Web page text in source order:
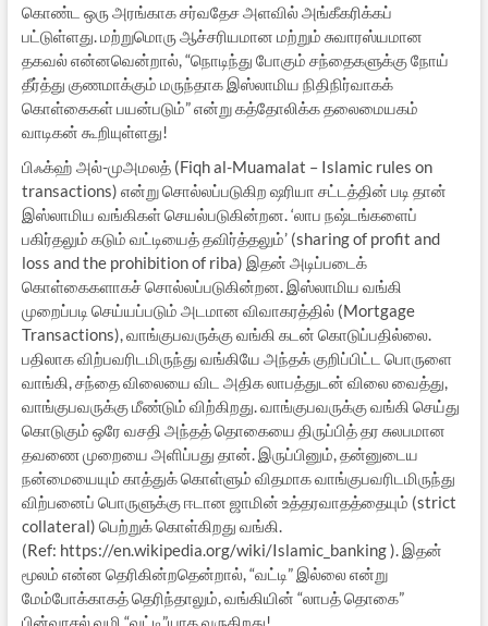
கொண்ட ஒரு அரங்காக சர்வதேச அளவில் அங்கீகரிக்கப்
பட்டுள்ளது. மற்றுமொரு ஆச்சரியமான மற்றும் சுவாரஸ்யமான
தகவல் என்னவென்றால், “நொடிந்து போகும் சந்தைகளுக்கு நோய்
தீர்த்து குணமாக்கும் மருந்தாக இஸ்லாமிய நிதிநிர்வாகக்
கொள்கைகள் பயன்படும்” என்று கத்தோலிக்க தலைமையகம்
வாடிகன் கூறியுள்ளது!
பிஃக்ஹ் அல்-முஅமலத் (Fiqh al-Muamalat – Islamic rules on
transactions) என்று சொல்லப்படுகிற ஷரியா சட்டத்தின் படி தான்
இஸ்லாமிய வங்கிகள் செயல்படுகின்றன. ‘லாப நஷ்டங்களைப்
பகிர்தலும் கடும் வட்டியைத் தவிர்த்தலும்’ (sharing of profit and
loss and the prohibition of riba) இதன் அடிப்படைக்
கொள்கைகளாகச் சொல்லப்படுகின்றன. இஸ்லாமிய வங்கி
முறைப்படி செய்யப்படும் அடமான விவாகரத்தில் (Mortgage
Transactions), வாங்குபவருக்கு வங்கி கடன் கொடுப்பதில்லை.
பதிலாக விற்பவரிடமிருந்து வங்கியே அந்தக் குறிப்பிட்ட பொருளை
வாங்கி, சந்தை விலையை விட அதிக லாபத்துடன் விலை வைத்து,
வாங்குபவருக்கு மீண்டும் விற்கிறது. வாங்குபவருக்கு வங்கி செய்து
கொடுகும் ஒரே வசதி அந்தத் தொகையை திருப்பித் தர சுலபமான
தவணை முறையை அளிப்பது தான். இருப்பினும், தன்னுடைய
நன்மையையும் காத்துக் கொள்ளும் விதமாக வாங்குபவரிடமிருந்து
விற்பனைப் பொருளுக்கு ஈடான ஜாமின் உத்தரவாதத்தையும் (strict
collateral) பெற்றுக் கொள்கிறது வங்கி.
(Ref: https://en.wikipedia.org/wiki/Islamic_banking ). இதன்
மூலம் என்ன தெரிகின்றதென்றால், “வட்டி” இல்லை என்று
மேம்போக்காகத் தெரிந்தாலும், வங்கியின் “லாபத் தொகை”
பின்வாசல் வழி “வட்டி”யாக வருகிறது!